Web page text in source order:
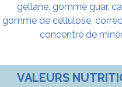
gellane, gomme guar,
gomme de cellulose,
concentré de
VALEURS